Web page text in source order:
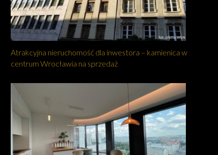
Atrakcyjna nieruchomość dla inwestora – kamienica w
centrum Wrocławia na sprzedaż